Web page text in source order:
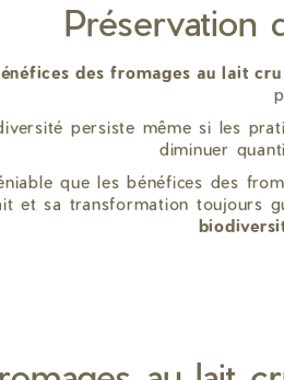
Préservation
des fromages au lait cru
persiste même si les
diminuer
que les bénéfices des
et sa transformation toujours